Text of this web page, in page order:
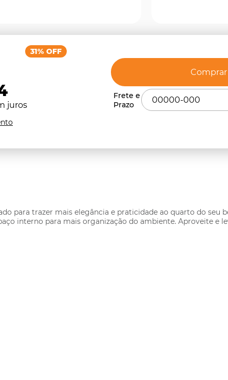
juros
31% OFF
Comprar
para trazer mais elegância e praticidade ao quarto do seu
interno para mais organização do ambiente. Aproveite e